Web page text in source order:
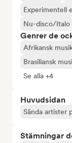
Experimentell
Nu-disco/Italo
Genrer de
Afrikansk
Brasiliansk
Se alla +4
Huvudsidan
Sända artister
Stämningar